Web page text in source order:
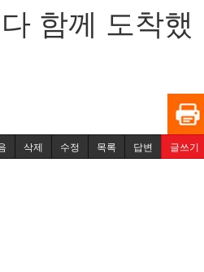
함께 도착했
삭제 수정 목록 답변 글쓰기